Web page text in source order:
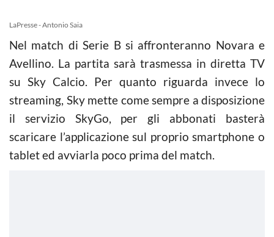
LaPresse - Antonio Saia
Nel match di Serie B si affronteranno Novara e
Avellino. La partita sarà trasmessa in diretta TV
su Sky Calcio. Per quanto riguarda invece lo
streaming, Sky mette come sempre a disposizione
il servizio SkyGo, per gli abbonati basterà
scaricare l’applicazione sul proprio smartphone o
tablet ed avviarla poco prima del match.